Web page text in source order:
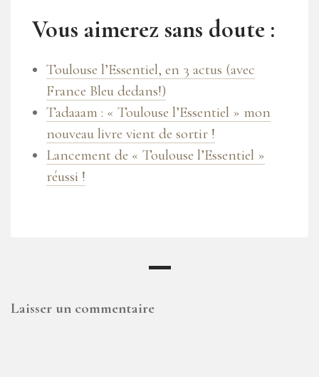
Vous aimerez sans doute :
Toulouse l’Essentiel, en 3 actus (avec
France Bleu dedans!)
Tadaaam : « Toulouse l’Essentiel » mon
nouveau livre vient de sortir !
Lancement de « Toulouse l’Essentiel »
réussi !
Laisser un commentaire